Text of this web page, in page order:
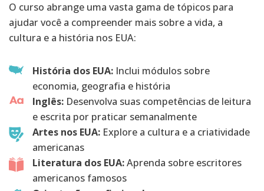
O curso abrange uma vasta gama de tópicos para
ajudar você a compreender mais sobre a vida, a
cultura e a história nos EUA:
História dos EUA: Inclui módulos sobre
economia, geografia e história
Inglês: Desenvolva suas competências de leitura
e escrita por praticar semanalmente
Artes nos EUA: Explore a cultura e a criatividade
americanas
Literatura dos EUA:Aprenda sobre escritores
americanos famosos